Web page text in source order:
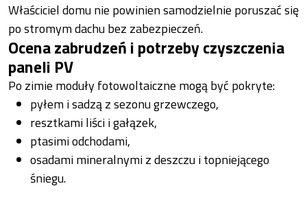
Właściciel domu nie powinien samodzielnie poruszać się
po stromym dachu bez zabezpieczeń.
Ocena zabrudzeń i potrzeby czyszczenia
paneli PV
Po zimie moduły fotowoltaiczne mogą być pokryte:
pyłem i sadzą z sezonu grzewczego,
resztkami liści i gałązek,
ptasimi odchodami,
osadami mineralnymi z deszczu i topniejącego
śniegu.